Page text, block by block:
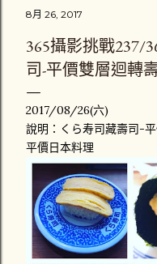
8月 26, 2017
365攝影挑戰237/
司-平價雙層迴轉
2017/08/26(六)
說明：くら寿司藏壽司-
平價日本料理